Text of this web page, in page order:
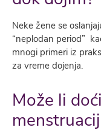
Neke žene se
“neplodan period”
mnogi primeri iz
za vreme dojenja.
Može li